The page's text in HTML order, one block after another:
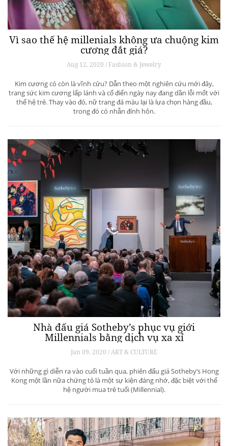
Vì sao thế hệ millenials không ưa chuộng kim
cương đắt giá?
Aug 12, 2020 / Fashion & Jewelry
Kim cương có còn là vĩnh cửu? Dẫn theo một nghiên cứu mới đây,
trang sức kim cương lấp lánh và cổ điển ngày nay đang dần lỗi mốt với
thế hệ trẻ. Thay vào đó, nữ trang đá màu lại là lựa chọn hàng đầu,
trong đó có nhẫn đính hôn.
Nhà đấu giá Sotheby’s phục vụ giới
Millennials bằng dịch vụ xa xỉ
Jan 09, 2020 / ART & CULTURE
Với những gì diễn ra vào cuối tuần qua, phiên đấu giá Sotheby’s Hong
Kong một lần nữa chứng tỏ là một sự kiện đáng nhớ, đặc biệt với thế
hệ người mua trẻ tuổi (Millennial).